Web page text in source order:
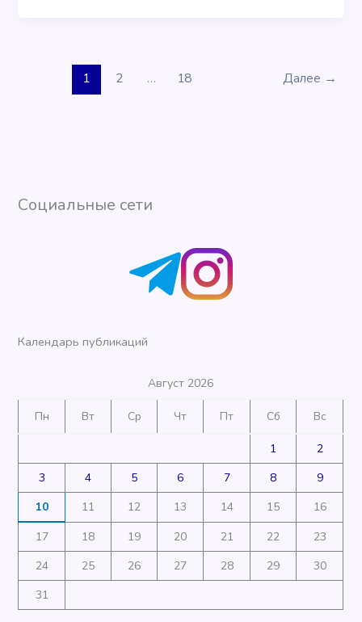
1 2 … 18 Далее →
Социальные сети
Календарь публикаций
Август 2026
Пн Вт Ср Чт Пт Сб Вс
1
2
3
4 5 6 7 8
9
10
11 12 13 14 15
16
17
18 19 20 21 22
23
24
25 26 27 28 29
30
31